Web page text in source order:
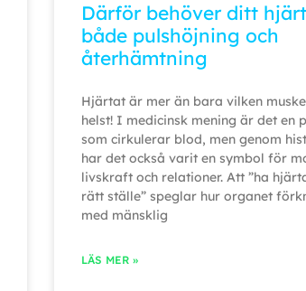
Därför behöver ditt
både pulshöjning och
återhämtning
Hjärtat är mer än bara vilken
helst! I medicinsk mening är det en
som cirkulerar blod, men genom
har det också varit en symbol för
livskraft och relationer. Att ”ha
rätt ställe” speglar hur organet
med mänsklig
LÄS MER »